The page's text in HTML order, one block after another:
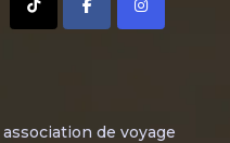
de voyage